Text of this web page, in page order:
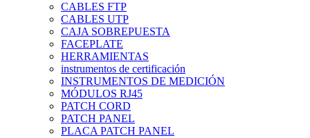
CABLES FTP
CABLES UTP
CAJA SOBREPUESTA
FACEPLATE
HERRAMIENTAS
instrumentos de certificación
INSTRUMENTOS DE MEDICIÓN
MÓDULOS RJ45
PATCH CORD
PATCH PANEL
PLACA PATCH PANEL